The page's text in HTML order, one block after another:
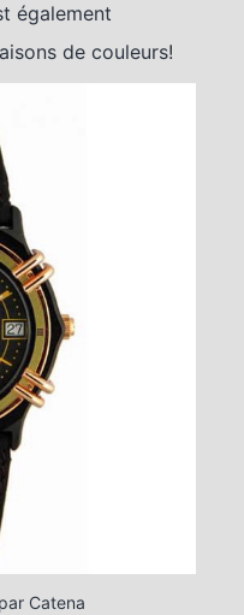
également
de couleurs!
Catena